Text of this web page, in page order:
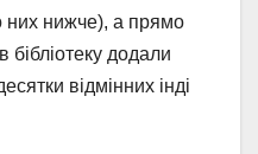
них нижче), а прямо
бібліотеку додали
відмінних інді